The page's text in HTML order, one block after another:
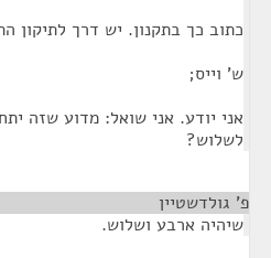
כתוב כך בתקנון. יש דרך לתיקון
ש' וייס;
אני יודע. אני שואל: מדוע שזה
לשלוש?
פ' גולדשטיין
שיהיה ארבע ושלוש.